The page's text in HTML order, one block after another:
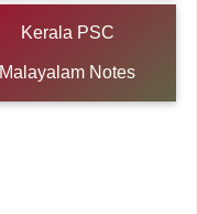
Kerala PSC
Malayalam Notes